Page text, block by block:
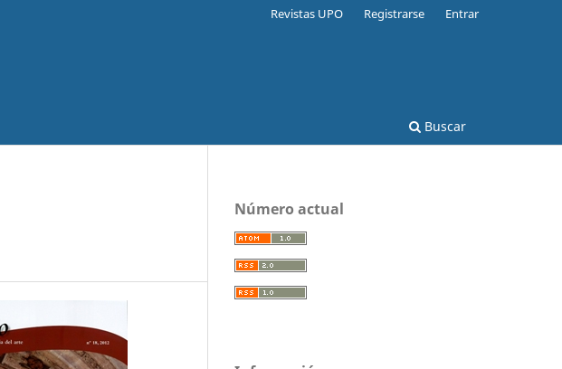
Buscar
Revistas UPO Registrarse Entrar
Número actual